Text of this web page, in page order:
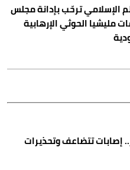
الإسلامي ترحّب بإدانة مجلس
مليشيا الحوثي الإرهابية
إصابات تتضاعف وتحذيرات